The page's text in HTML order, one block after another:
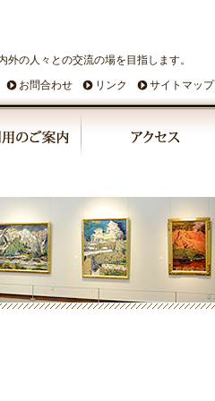
の人々との交流の場を目指します。
サイトマップ
リンク
お問合わせ